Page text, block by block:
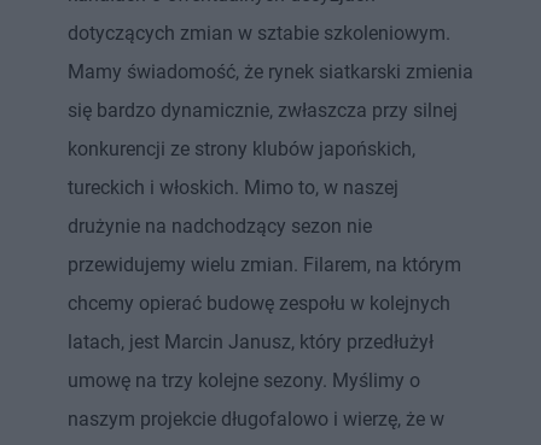
dotyczących zmian w sztabie szkoleniowym.
Mamy świadomość, że rynek siatkarski zmienia
się bardzo dynamicznie, zwłaszcza przy silnej
konkurencji ze strony klubów japońskich,
tureckich i włoskich. Mimo to, w naszej
drużynie na nadchodzący sezon nie
przewidujemy wielu zmian. Filarem, na którym
chcemy opierać budowę zespołu w kolejnych
latach, jest Marcin Janusz, który przedłużył
umowę na trzy kolejne sezony. Myślimy o
naszym projekcie długofalowo i wierzę, że w